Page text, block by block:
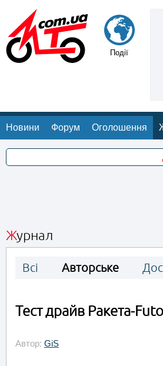
Події
Новини Форум Оголошення
Журнал
Всі Авторське
Тест драйв Ракета-
Автор: GiS